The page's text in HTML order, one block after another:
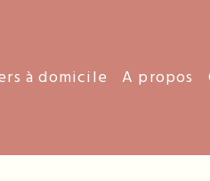
à domicile A propos